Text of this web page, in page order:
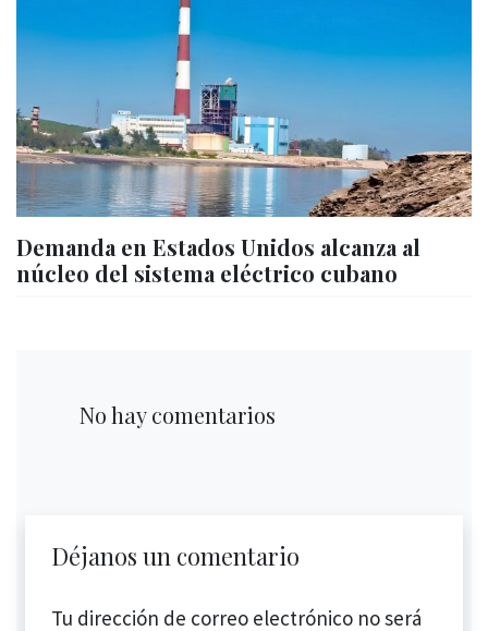
Demanda en Estados Unidos alcanza al
núcleo del sistema eléctrico cubano
No hay comentarios
Déjanos un comentario
Tu dirección de correo electrónico no será